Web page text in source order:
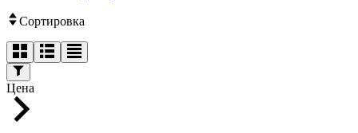
Сортировка
Цена